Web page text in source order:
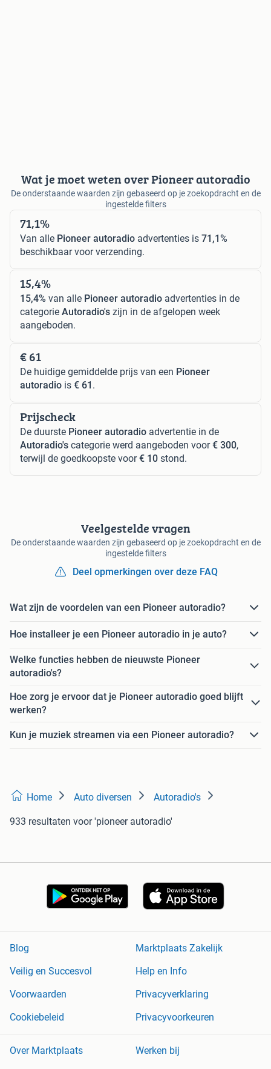
Wat je moet weten over Pioneer autoradio
De onderstaande waarden zijn gebaseerd op je zoekopdracht en de
ingestelde filters
71,1%
Van alle Pioneer autoradio advertenties is 71,1%
beschikbaar voor verzending.
15,4%
15,4% van alle Pioneer autoradio advertenties in de
categorie Autoradio's zijn in de afgelopen week
aangeboden.
€ 61
De huidige gemiddelde prijs van een Pioneer
autoradio is € 61 .
Prijscheck
De duurste Pioneer autoradio advertentie in de
Autoradio's categorie werd aangeboden voor€ 300,
terwijl de goedkoopste voor€ 10 stond.
Veelgestelde vragen
De onderstaande waarden zijn gebaseerd op je zoekopdracht en de
ingestelde filters
Deel opmerkingen over deze FAQ
Wat zijn de voordelen van een Pioneer autoradio?
Hoe installeer je een Pioneer autoradio in je auto?
Welke functies hebben de nieuwste Pioneer
autoradio's?
Hoe zorg je ervoor dat je Pioneer autoradio goed blijft
werken?
Kun je muziek streamen via een Pioneer autoradio?
Home Auto diversen Autoradio's
933 resultaten voor 'pioneer autoradio'
Blog
Marktplaats Zakelijk
Veilig en Succesvol
Help en Info
Voorwaarden
Privacyverklaring
Cookiebeleid
Privacyvoorkeuren
Over Marktplaats
Werken bij